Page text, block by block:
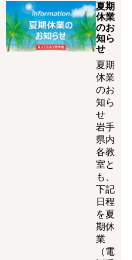
夏期
休業
のお
知ら
せ
夏期
休業
のお
知ら
せ
岩手
県内
各教
室と
も、
下記
日程
を夏
期休
業
（電